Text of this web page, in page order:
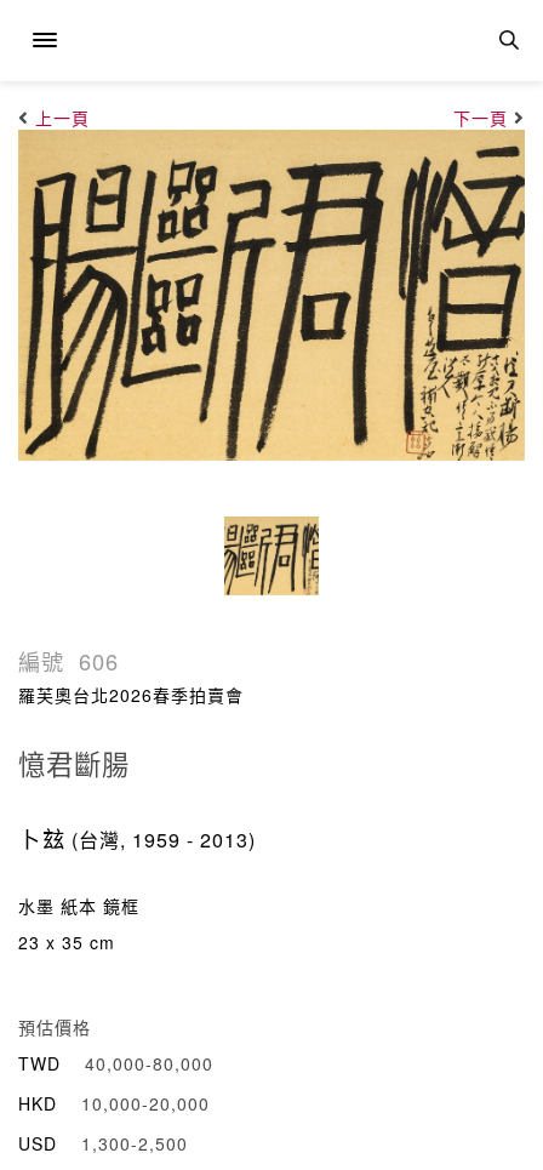
上一頁 下一頁
編號 606
羅芙奧台北2026春季拍賣會
憶君斷腸
卜玆 (台灣, 1959 - 2013)
水墨 紙本 鏡框
23 x 35 cm
預估價格
TWD
40,000-80,000
HKD
10,000-20,000
USD
1,300-2,500